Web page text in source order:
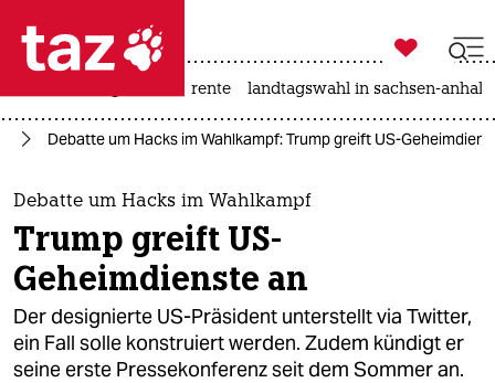
 taz zahl ich
taz zahl ich
themen
politik
öko
gesellschaft

taz zahl ich
rente landtagswahl in sachsen-anhalt
Debatte um Hacks im Wahlkampf: Trump greift US-
Debatte um Hacks im Wahlkampf
Trump greift US-
Geheimdienste an
Der designierte US-Präsident unterstellt via Twitter,
ein Fall solle konstruiert werden. Zudem kündigt er
seine erste Pressekonferenz seit dem Sommer an.